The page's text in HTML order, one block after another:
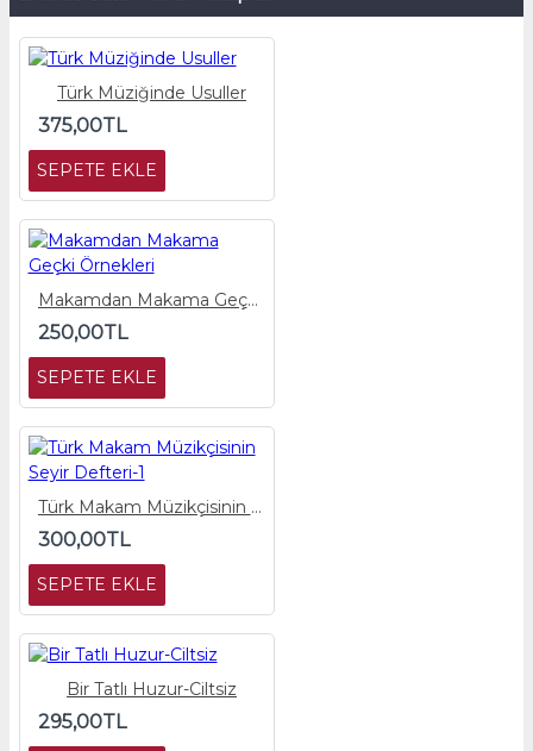
Türk Müziğinde Usuller
375,00TL
SEPETE EKLE
Makamdan Makama Geçki Örnekleri
250,00TL
SEPETE EKLE
Türk Makam Müzikçisinin Seyir Defteri-1
300,00TL
SEPETE EKLE
Bir Tatlı Huzur-Ciltsiz
295,00TL